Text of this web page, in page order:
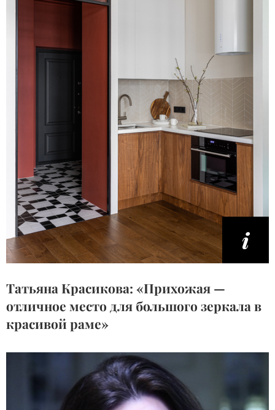
Татьяна Красикова: «Прихожая —
отличное место для большого зеркала в
красивой раме»